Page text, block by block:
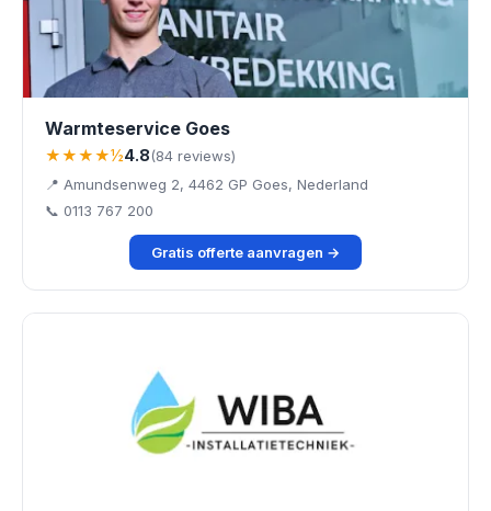
Warmteservice Goes
★★★★½4.8(84 reviews)
📍 Amundsenweg 2, 4462 GP Goes, Nederland
📞 0113 767 200
Gratis offerte aanvragen →